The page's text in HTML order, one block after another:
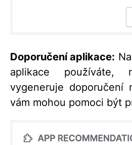
Doporučení aplikace:
aplikace používáte,
vygeneruje doporučení
vám mohou pomoci být